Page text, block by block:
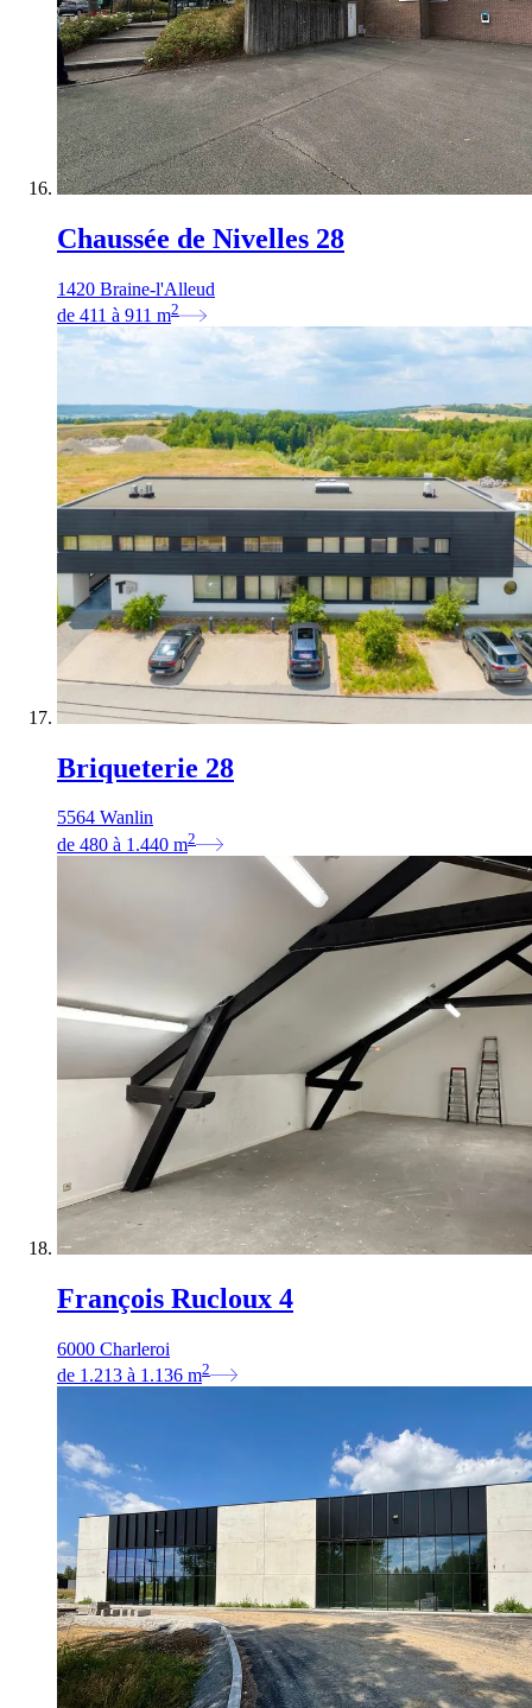
Chaussée de Nivelles 28
1420 Braine-l'Alleud
de 411 à 911 m2
Briqueterie 28
5564 Wanlin
de 480 à 1.440 m2
François Rucloux 4
6000 Charleroi
de 1.213 à 1.136 m2